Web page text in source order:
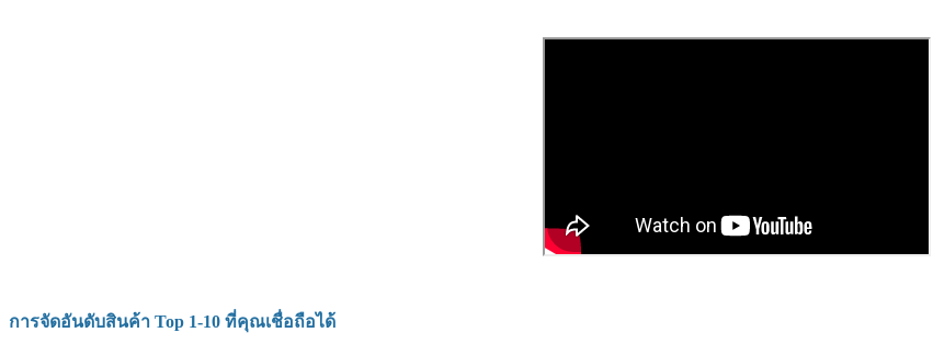
การจัดอันดับสินค้า Top 1-10 ที่คุณเชื่อถือได้